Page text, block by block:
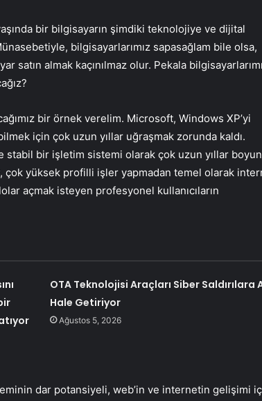
bir bilgisayarın şimdiki teknolojiye ve dijital
bilgisayarlarımız sapasağlam bile olsa,
almak kaçınılmaz olur. Pekala
bir örnek verelim. Microsoft, Windows XP’yi
için çok uzun yıllar uğraşmak zorunda kaldı.
stabil bir işletim sistemi olarak çok uzun yıllar
çok yüksek profilli işler yapmadan temel olarak
açmak isteyen profesyonel kullanıcıların
OTA Teknolojisi Araçları Siber Saldırılara
Hale Getiriyor
Ağustos 5, 2026
dar potansiyeli, web’in ve internetin gelişimi